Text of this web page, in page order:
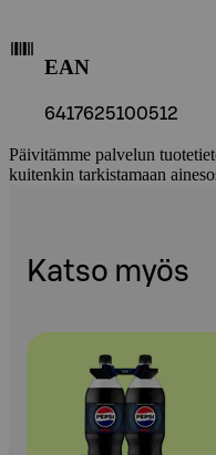
EAN
6417625100512
Päivitämme palvelun
kuitenkin tarkistamaan
Katso myös